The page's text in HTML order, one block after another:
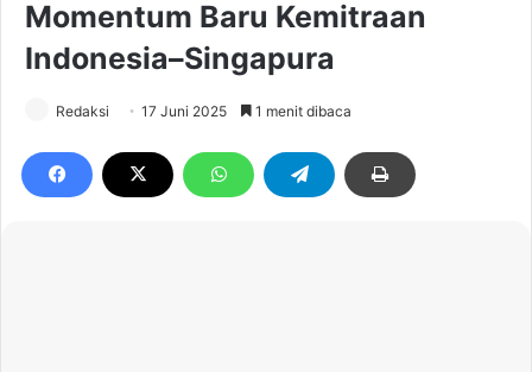
Momentum Baru Kemitraan
Indonesia–Singapura
Redaksi 17 Juni 2025 1 menit dibaca